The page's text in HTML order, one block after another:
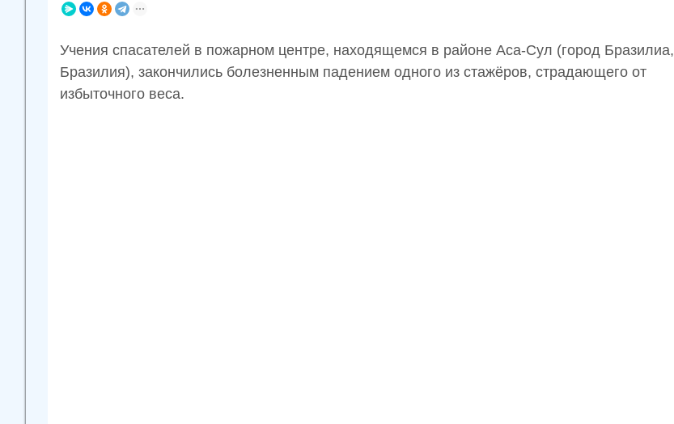
Учения спасателей в пожарном центре, находящемся в районе Аса-Сул (город Бразилиа,
Бразилия), закончились болезненным падением одного из стажёров, страдающего от
избыточного веса.